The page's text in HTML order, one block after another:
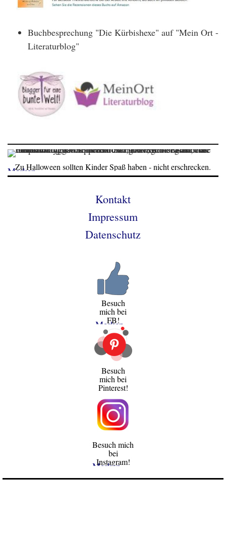
Buchbesprechung "Die Kürbishexe" auf "Mein Ort -
Literaturblog"
Zu Halloween sollten Kinder Spaß haben - nicht erschrecken.
Merken
Kontakt
Impressum
Datenschutz
Besuch
mich bei
FB!
Merken
Besuch
mich bei
Pinterest!
Besuch mich
bei
Instagram!
Merken